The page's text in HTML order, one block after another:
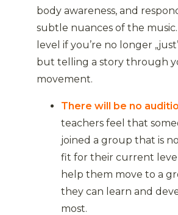
body awareness, and
subtle nuances of the music.
level if you’re no longer
but telling a story through
movement.
There will be no
teachers feel that
joined a group that is
fit for their current
help them move to a
they can learn and
most.